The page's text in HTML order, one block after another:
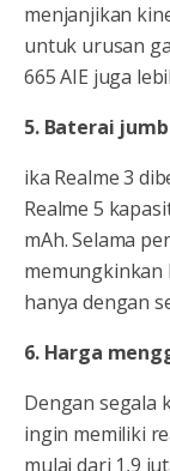
menjanjikan
untuk urusan
665 AIE juga
5. Baterai
ika Realme 3
Realme 5
mAh. Selama
memungkinkan
hanya dengan
6. Harga
Dengan segala
ingin memiliki
mulai dari 1,9